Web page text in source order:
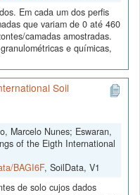
Em cada um dos perfis
que variam de 0 até 460
camadas amostradas.
e químicas,
Soil
Marcelo Nunes; Eswaran,
of the Eigth International
BAGI6F, SoilData, V1
de solo cujos dados